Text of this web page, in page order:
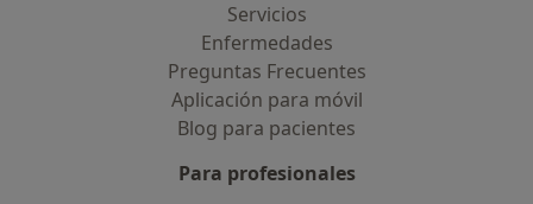
Servicios
Enfermedades
Preguntas Frecuentes
Aplicación para móvil
Blog para pacientes
Para profesionales